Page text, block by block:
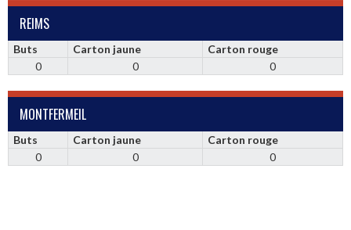
REIMS
Buts Carton jaune
Carton rouge
0
0 0
MONTFERMEIL
Buts Carton jaune
Carton rouge
0
0 0